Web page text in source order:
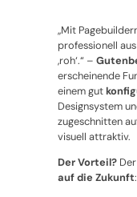
„Mit
professionell
‚roh‘.“ –
erscheinende
einem gut
Designsystem
zugeschnitten
visuell attraktiv.
Der Vorteil?
auf die Zukunft: